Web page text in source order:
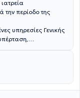
την περίοδο της
υπηρεσίες Γενικής
οξέων
εμβολιασμούς,
την παροχή